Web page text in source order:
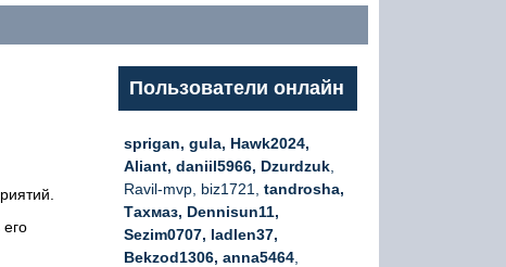
Пользователи онлайн
sprigan, gula, Hawk2024,
Aliant, daniil5966, Dzurdzuk
Ravil-mvp, biz1721, tandrosha,
Тахмаз, Dennisun11,
Sezim0707, ladlen37,
Bekzod1306, anna5464